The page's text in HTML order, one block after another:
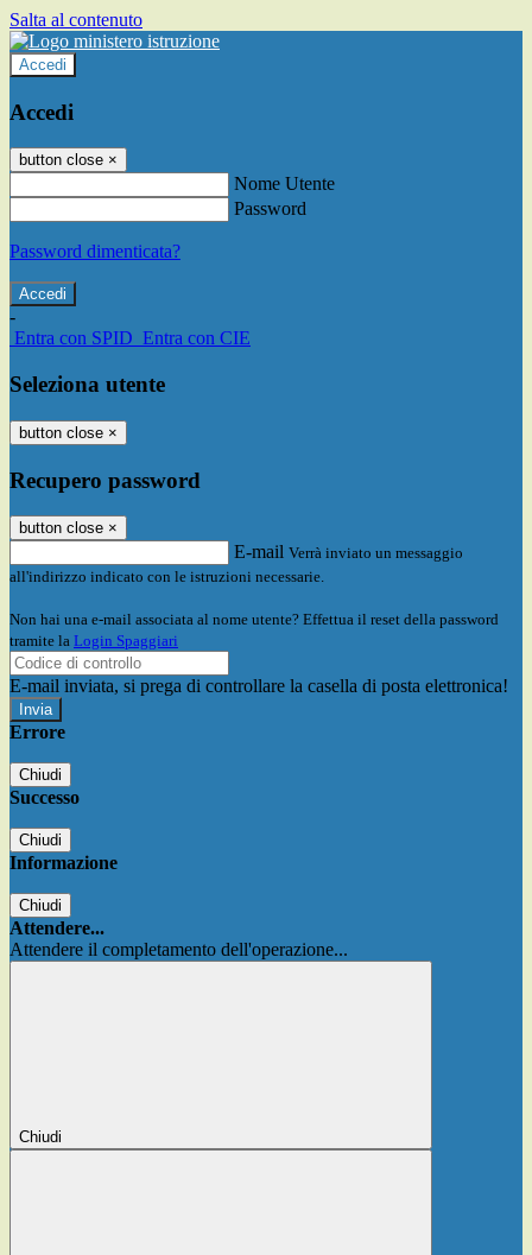
Salta al contenuto
Accedi
Accedi
button close ×
Nome Utente
Password
Password dimenticata?
-
Entra con SPID Entra con CIE
Seleziona utente
button close ×
Recupero password
button close ×
E-mail Verrà inviato un messaggio
all'indirizzo indicato con le istruzioni necessarie.
Non hai una e-mail associata al nome utente? Effettua il reset della password
tramite la Login Spaggiari
E-mail inviata, si prega di controllare la casella di posta elettronica!
Errore
Chiudi
Successo
Chiudi
Informazione
Chiudi
Attendere...
Attendere il completamento dell'operazione...
Chiudi